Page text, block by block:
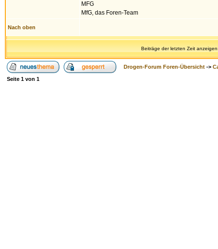
MFG
MfG, das Foren-Team
Nach oben
Beiträge der letzten Zeit
Drogen-Forum Foren-Übersicht ->
Seite 1 von 1